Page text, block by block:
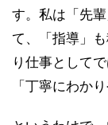
す。私は「先
て、「指導」
り仕事として
「丁寧にわか